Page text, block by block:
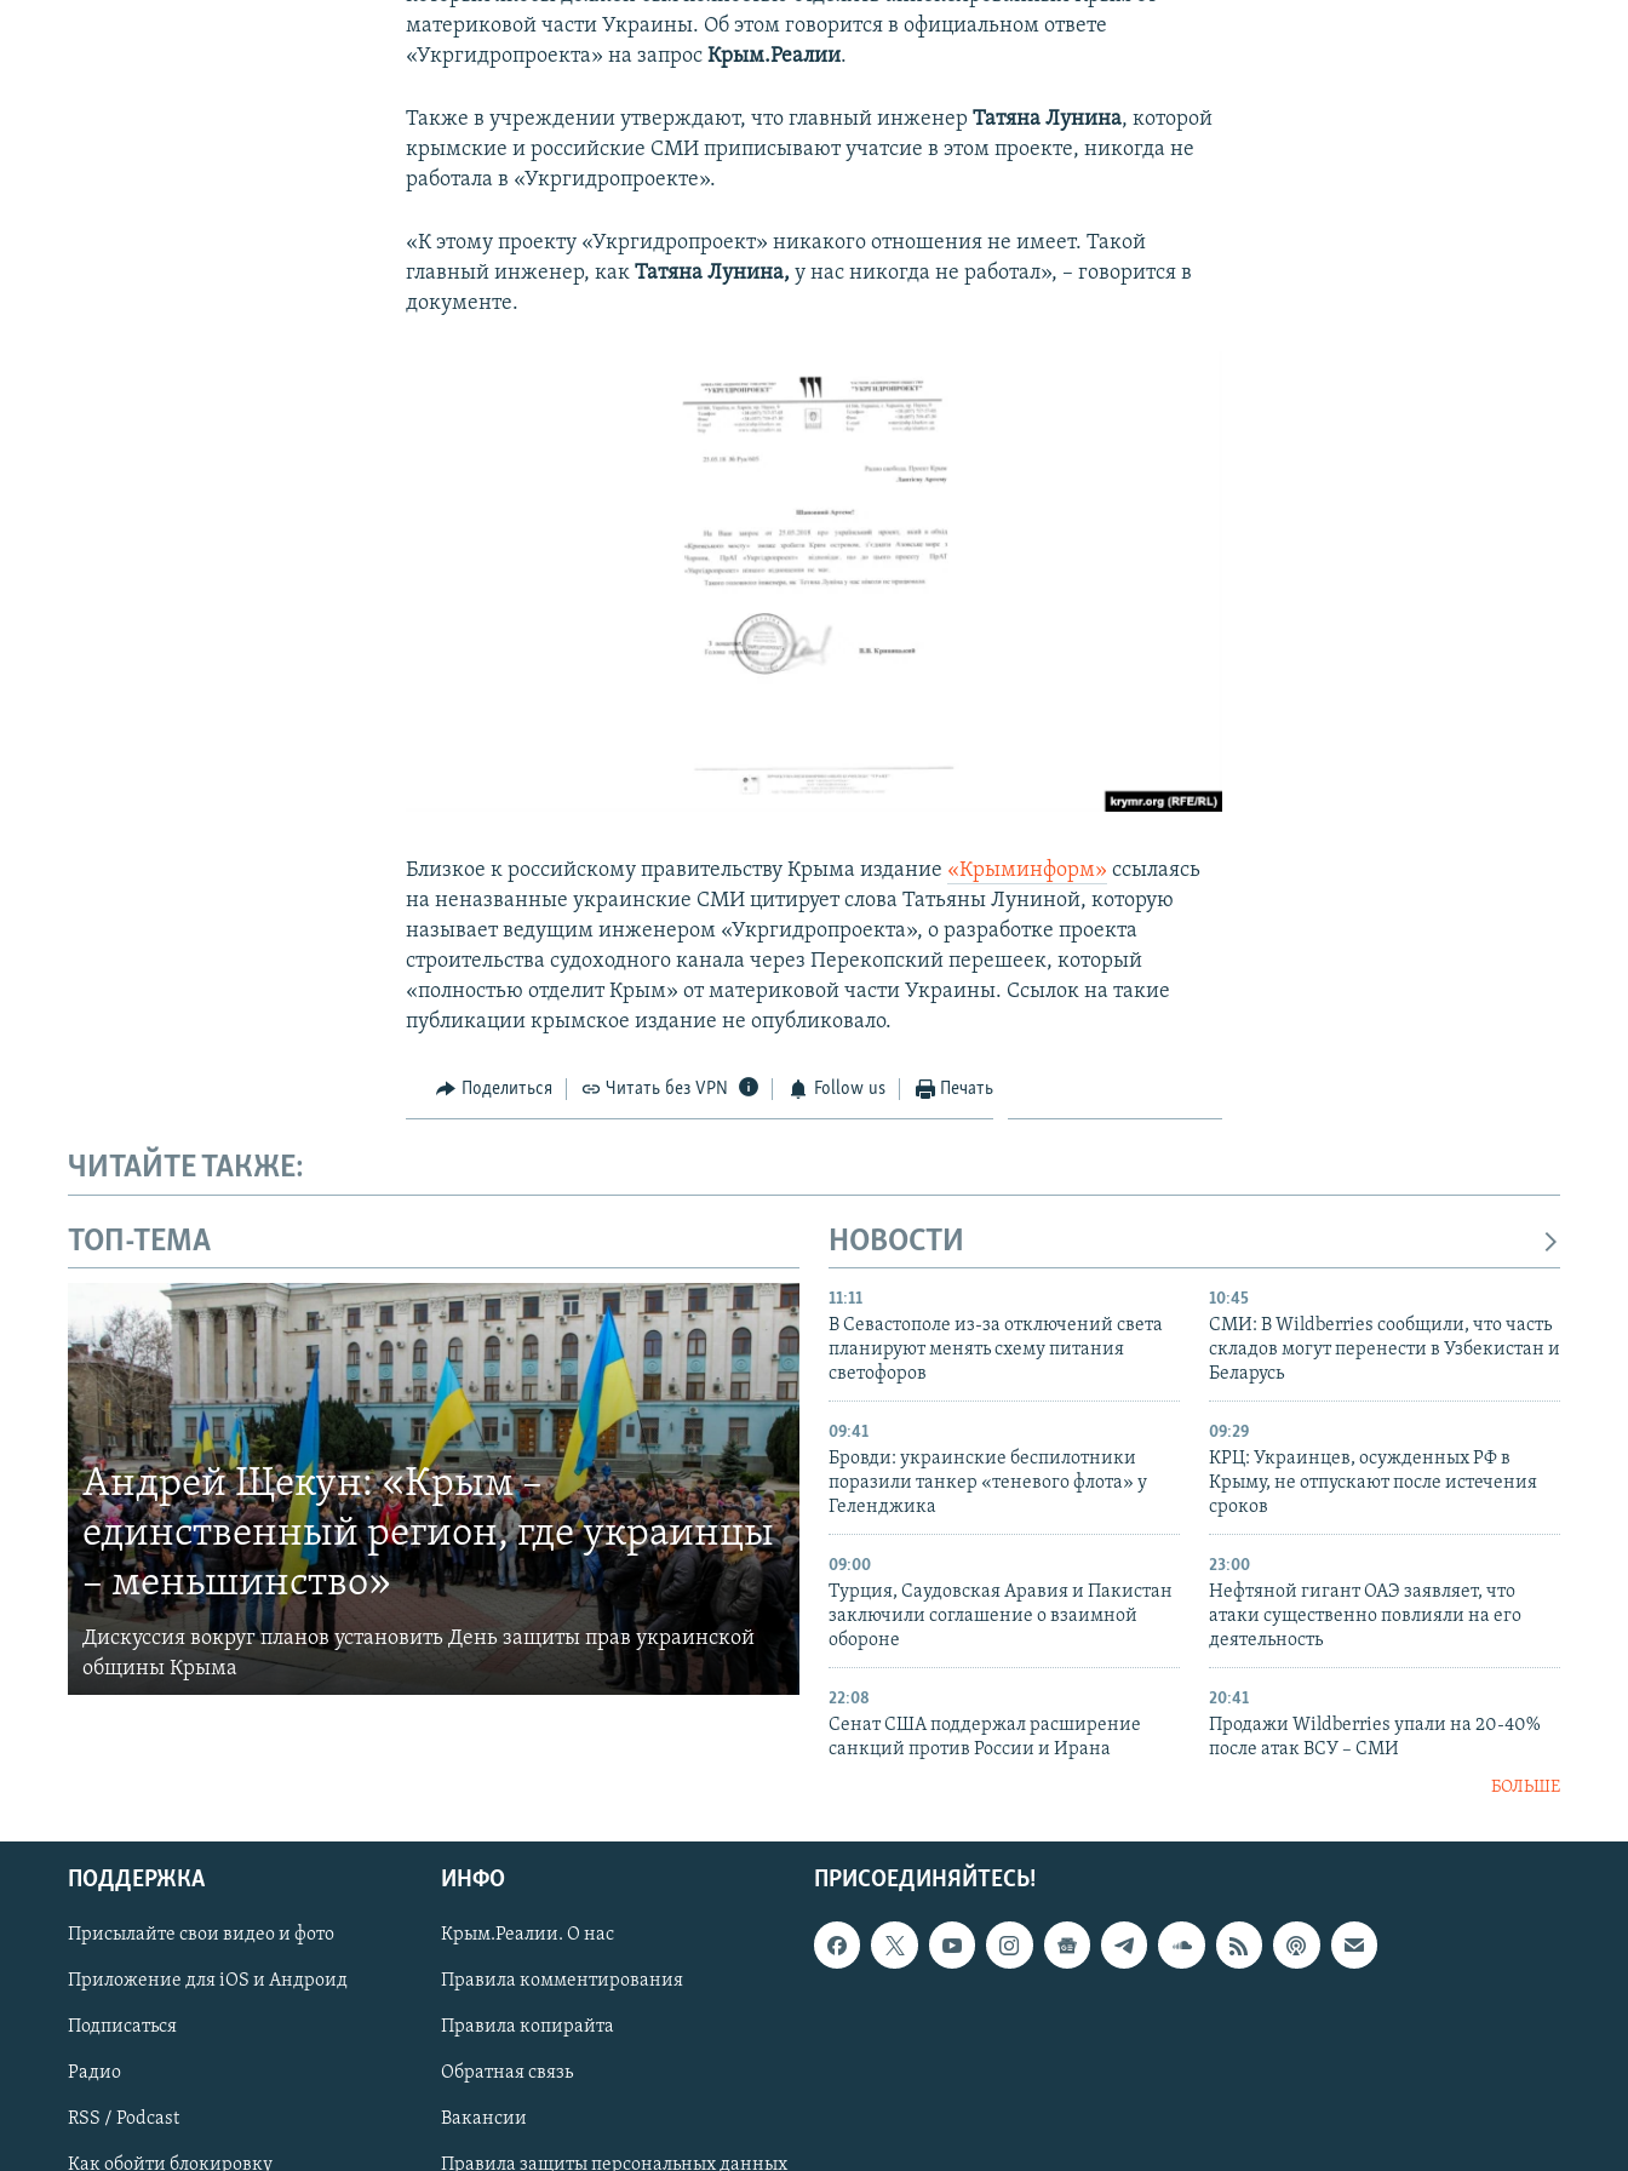
Українською
Qırımtatar
ПРИСОЕДИНЯЙТЕСЬ!
материковой части Украины. Об этом говорится в официальном ответе
«Укргидропроекта» на запрос Крым.Реалии.
Также в учреждении утверждают, что главный инженерТатяна Лунина, которой
крымские и российские СМИ приписывают учатсие в этом проекте, никогда не
работала в «Укргидропроекте».
«К этому проекту «Укргидропроект» никакого отношения не имеет. Такой
главный инженер, какТатяна Лунина, у нас никогда не работал», – говорится в
документе.
Близкое к российскому правительству Крыма издание «Крыминформ» ссылаясь
на неназванные украинские СМИ цитирует слова Татьяны Луниной, которую
называет ведущим инженером «Укргидропроекта», о разработке проекта
строительства судоходного канала через Перекопский перешеек, который
«полностью отделит Крым» от материковой части Украины. Ссылок на такие
публикации крымское издание не опубликовало.
Поделиться Читать без VPN Follow us Печать
ЧИТАЙТЕ ТАКЖЕ:
ТОП-ТЕМА
Андрей Щекун: «Крым –
единственный регион, где украинцы
– меньшинство»
Дискуссия вокруг планов установить День защиты прав украинской
общины Крыма
НОВОСТИ
11:11
В Севастополе из-за отключений света
планируют менять схему питания
светофоров
10:45
СМИ: В Wildberries сообщили, что часть
складов могут перенести в Узбекистан и
Беларусь
09:41
Бровди: украинские беспилотники
поразили танкер «теневого флота» у
Геленджика
09:29
КРЦ: Украинцев, осужденных РФ в
Крыму, не отпускают после истечения
сроков
09:00
Турция, Саудовская Аравия и Пакистан
заключили соглашение о взаимной
обороне
23:00
Нефтяной гигант ОАЭ заявляет, что
атаки существенно повлияли на его
деятельность
22:08
Сенат США поддержал расширение
санкций против России и Ирана
20:41
Продажи Wildberries упали на 20-40%
после атак ВСУ – СМИ
БОЛЬШЕ
ПРИСОЕДИНЯЙТЕСЬ!
ПОДДЕРЖКА
Присылайте свои видео и фото
Приложение для iOS и Андроид
Подписаться
Радио
RSS / Podcast
Как обойти блокировку
ИНФО
Крым.Реалии. О нас
Правила комментирования
Правила копирайта
Обратная связь
Вакансии
Правила защиты персональных данных